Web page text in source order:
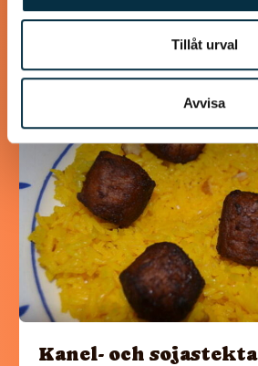
Tillåt urval
Avvisa
Kanel- och sojastekta